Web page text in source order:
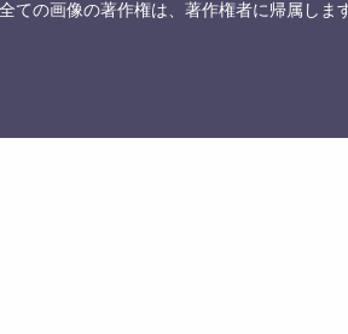
ての画像の著作権は、著作権者に帰属し